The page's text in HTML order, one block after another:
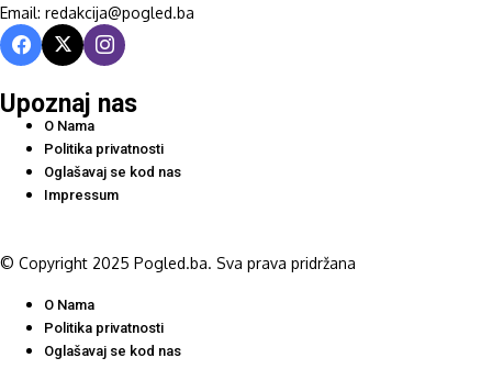
Email: redakcija@pogled.ba
Upoznaj nas
O Nama
Politika privatnosti
Oglašavaj se kod nas
Impressum
© Copyright 2025 Pogled.ba. Sva prava pridržana
O Nama
Politika privatnosti
Oglašavaj se kod nas